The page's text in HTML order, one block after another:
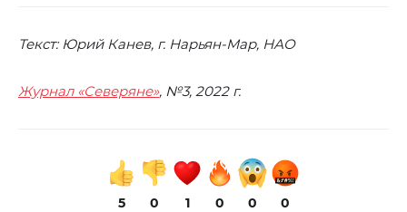
Текст: Юрий Канев, г. Нарьян-Мар, НАО
Журнал «Северяне», №3, 2022 г.
5 0 1 0 0 0